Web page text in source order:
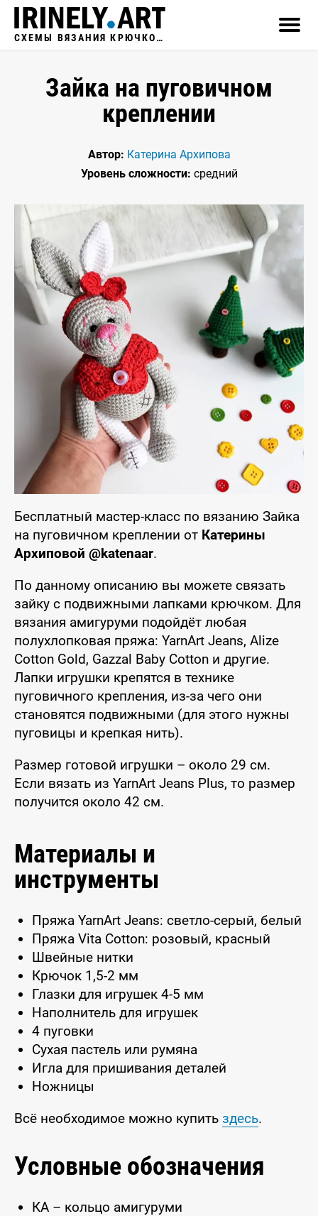
СХЕМЫ ВЯЗАНИЯ КРЮЧКОМ
Зайка на пуговичном
креплении
Автор: Катерина Архипова
Уровень сложности: средний
Бесплатный мастер-класс по вязанию Зайка
на пуговичном креплении от Катерины
Архиповой @katenaar.
По данному описанию вы можете связать
зайку с подвижными лапками крючком. Для
вязания амигуруми подойдёт любая
полухлопковая пряжа: YarnArt Jeans, Alize
Cotton Gold, Gazzal Baby Cotton и другие.
Лапки игрушки крепятся в технике
пуговичного крепления, из-за чего они
становятся подвижными (для этого нужны
пуговицы и крепкая нить).
Размер готовой игрушки – около 29 см.
Если вязать из YarnArt Jeans Plus, то размер
получится около 42 см.
Материалы и
инструменты
Пряжа YarnArt Jeans: светло-серый, белый
Пряжа Vita Cotton: розовый, красный
Швейные нитки
Крючок 1,5-2 мм
Глазки для игрушек 4-5 мм
Наполнитель для игрушек
4 пуговки
Сухая пастель или румяна
Игла для пришивания деталей
Ножницы
Всё необходимое можно купить здесь.
Условные обозначения
КА – кольцо амигуруми